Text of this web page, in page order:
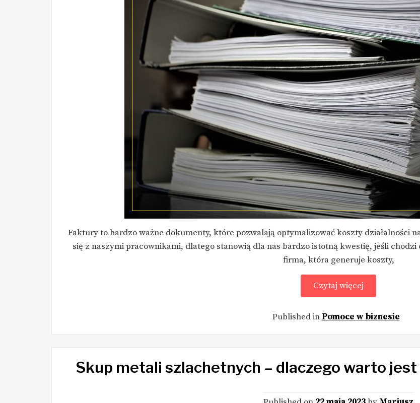
Faktury to bardzo ważne dokumenty, które pozwalają optymalizować koszty działalności
się z naszymi pracownikami, dlatego stanowią dla nas bardzo istotną kwestię, jeśli chodzi
firma, która generuje koszty,
Czytaj więcej
Published in Pomoce w biznesie
Skup metali szlachetnych – dlaczego warto